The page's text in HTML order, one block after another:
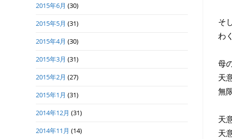
そ
わ
母
天
無
天
天
2015年6月 (30)
2015年5月 (31)
2015年4月 (30)
2015年3月 (31)
2015年2月 (27)
2015年1月 (31)
2014年12月 (31)
2014年11月 (14)